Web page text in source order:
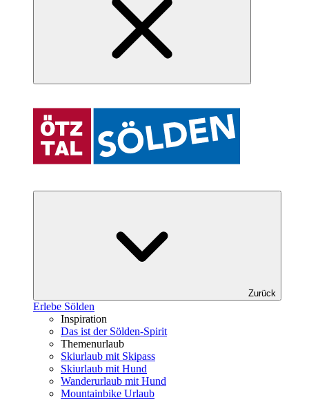
Zurück
Erlebe Sölden
Inspiration
Das ist der Sölden-Spirit
Themenurlaub
Skiurlaub mit Skipass
Skiurlaub mit Hund
Wanderurlaub mit Hund
Mountainbike Urlaub